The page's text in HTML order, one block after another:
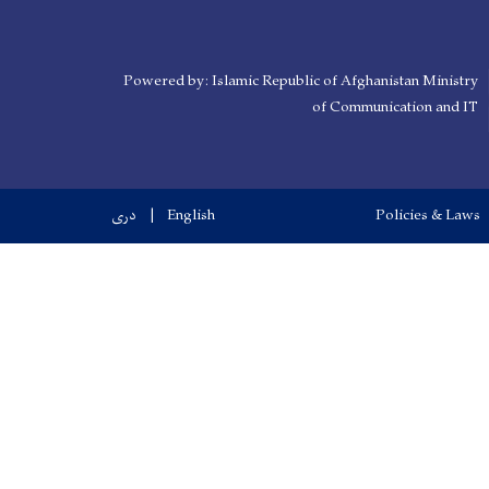
Powered by: Islamic Republic of Afghanistan Ministry
of Communication and IT
Policies & Laws
English دری